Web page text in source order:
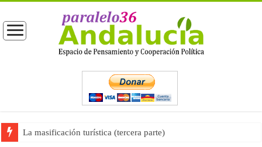
La masificación turística (tercera parte)
La opinión pública ante las próximas elecciones generales